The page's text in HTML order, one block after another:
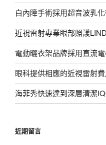
白內障手術採用超音波乳
近視雷射專業眼部照護
電動曬衣架品牌採用直流
眼科提供相應的近視雷射
海菲秀快速達到深層清潔
近期留言